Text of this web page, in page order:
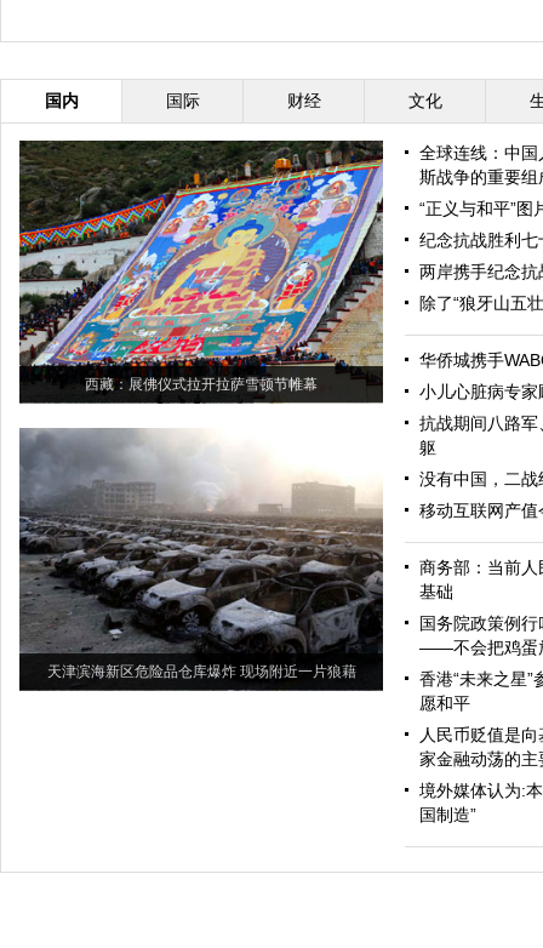
国内 国际 财经 文化
西藏：展佛仪式拉开拉萨雪顿节帷幕
天津滨海新区危险品仓库爆炸 现场附近一片狼藉
全球连线：中
斯战争的重要组
“正义与和平”图
纪念抗战胜利
两岸携手纪念
除了“狼牙山五
华侨城携手
小儿心脏病专家
抗战期间八路
躯
没有中国，二
移动互联网产
商务部：当前
基础
国务院政策例
——不会把鸡蛋
香港“未来之星
愿和平
人民币贬值是
家金融动荡的主
境外媒体认为:
国制造”